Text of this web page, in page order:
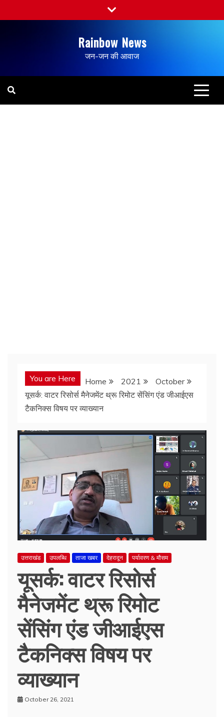
Rainbow News
जन-जन की आवाज
You are Here Home 2021
October
यूसर्क: वाटर रिसोर्स मैनेजमेंट थ्रू रिमोट सेंसिंग एंड जीआईएस
टैकनिक्स विषय पर व्याख्यान
उत्तराखंड उपलब्धि ताजा खबर देहरादून पर्यावरण & मौसम
यूसर्क: वाटर रिसोर्स
मैनेजमेंट थ्रू रिमोट
सेंसिंग एंड जीआईएस
टैकनिक्स विषय पर
व्याख्यान
October 26, 2021